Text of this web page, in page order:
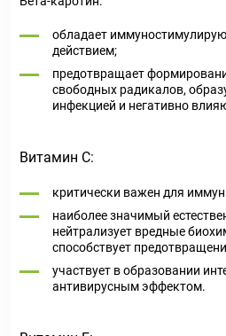
обладает
действием;
предотвращает
свободных радикалов,
инфекцией и негативно
Витамин С:
критически важен для
наиболее значимый
нейтрализует вредные
способствует
участвует в образовании
антивирусным эффектом.